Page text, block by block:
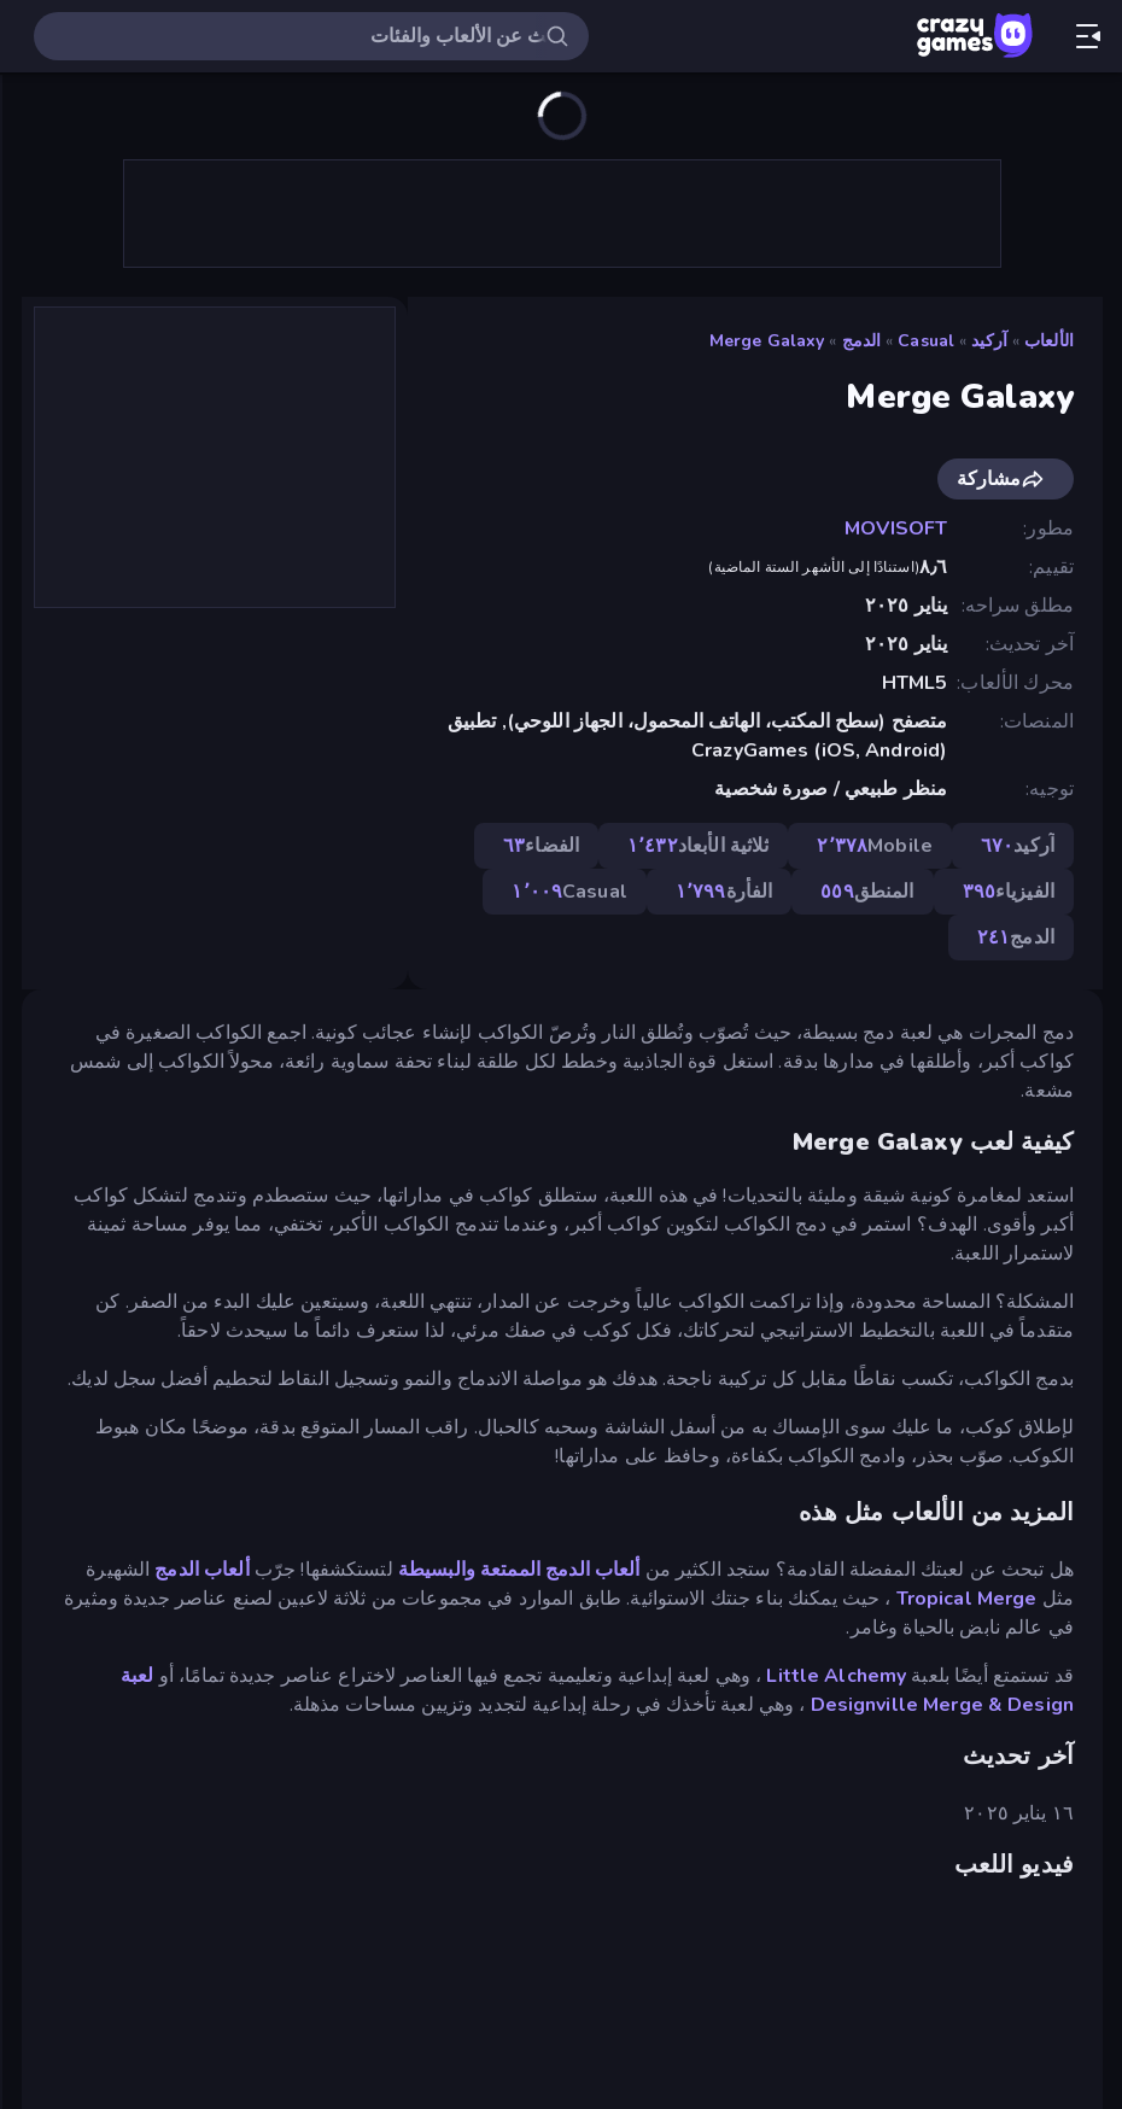
الألعاب » آركيد »
Casual
» الدمج »
Merge Galaxy
Merge Galaxy
مشاركة
مطور
MOVISOFT
تقييم
٨٫٦(استنادًا إلى الأشهر الستة الماضية)
مطلق سراحه
يناير ٢٠٢٥
آخر تحديث
يناير ٢٠٢٥
محرك الألعاب HTML5
المنصات
متصفح (سطح المكتب، الهاتف المحمول، الجهاز اللوحي), تطبيق
CrazyGames (iOS, Android)
توجيه
منظر طبيعي / صورة شخصية
آركيد٦٧٠ Mobile٢٬٣٧٨ ثلاثية الأبعاد١٬٤٣٢ الفضاء٦٣
الفيزياء٣٩٥ المنطق٥٥٩ الفأرة١٬٧٩٩ Casual١٬٠٠٩
الدمج٢٤١
دمج المجرات هي لعبة دمج بسيطة، حيث تُصوّب وتُطلق النار وتُرصّ الكواكب لإنشاء عجائب كونية. اجمع الكواكب الصغيرة في
كواكب أكبر، وأطلقها في مدارها بدقة. استغل قوة الجاذبية وخطط لكل طلقة لبناء تحفة سماوية رائعة، محولاً الكواكب إلى شمس
مشعة.
كيفية لعب Merge Galaxy
استعد لمغامرة كونية شيقة ومليئة بالتحديات! في هذه اللعبة، ستطلق كواكب في مداراتها، حيث ستصطدم وتندمج لتشكل كواكب
أكبر وأقوى. الهدف؟ استمر في دمج الكواكب لتكوين كواكب أكبر، وعندما تندمج الكواكب الأكبر، تختفي، مما يوفر مساحة ثمينة
لاستمرار اللعبة.
المشكلة؟ المساحة محدودة، وإذا تراكمت الكواكب عالياً وخرجت عن المدار، تنتهي اللعبة، وسيتعين عليك البدء من الصفر. كن
متقدماً في اللعبة بالتخطيط الاستراتيجي لتحركاتك، فكل كوكب في صفك مرئي، لذا ستعرف دائماً ما سيحدث لاحقاً.
بدمج الكواكب، تكسب نقاطًا مقابل كل تركيبة ناجحة. هدفك هو مواصلة الاندماج والنمو وتسجيل النقاط لتحطيم أفضل سجل لديك.
لإطلاق كوكب، ما عليك سوى الإمساك به من أسفل الشاشة وسحبه كالحبال. راقب المسار المتوقع بدقة، موضحًا مكان هبوط
الكوكب. صوّب بحذر، وادمج الكواكب بكفاءة، وحافظ على مداراتها!
المزيد من الألعاب مثل هذه
هل تبحث عن لعبتك المفضلة القادمة؟ ستجد الكثير منألعاب الدمج الممتعة والبسيطة لتستكشفها! جرّبألعاب الدمج الشهيرة
مثل Tropical Merge ، حيث يمكنك بناء جنتك الاستوائية. طابق الموارد في مجموعات من ثلاثة لاعبين لصنع عناصر جديدة ومثيرة
في عالم نابض بالحياة وغامر.
قد تستمتع أيضًا بلعبة Little Alchemy ، وهي لعبة إبداعية وتعليمية تجمع فيها العناصر لاختراع عناصر جديدة تمامًا، أو لعبة
Designville Merge & Design ، وهي لعبة تأخذك في رحلة إبداعية لتجديد وتزيين مساحات مذهلة.
آخر تحديث
١٦ يناير ٢٠٢٥
فيديو اللعب